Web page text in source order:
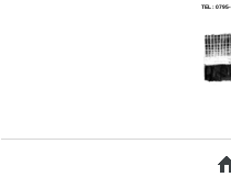
TEL :